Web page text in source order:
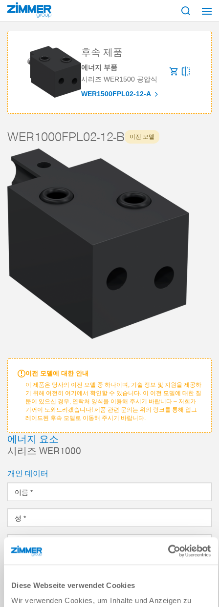
Diese Webseite verwendet Cookies
Wir verwenden Cookies, um Inhalte und Anzeigen zu
시작 제품 WER1000FPL02-
후속 제품
에너지 부품
시리즈 WER1500 공압식
WER1500FPL02-12-A
WER1000FPL02-12-B 이전 모델
이전 모델에 대한 안내
이 제품은 당사의 이전 모델 중 하나이며, 기술 정보 및 지원을 제공하
기 위해 여전히 여기에서 확인할 수 있습니다. 이 이전 모델에 대한 질
문이 있으신 경우, 연락처 양식을 이용해 주시기 바랍니다 – 저희가
기꺼이 도와드리겠습니다! 제품 관련 문의는 위의 링크를 통해 업그
레이드된 후속 모델로 이동해 주시기 바랍니다.
에너지 요소
시리즈 WER1000
개인 데이터
이름 *
성 *
이메일 주소